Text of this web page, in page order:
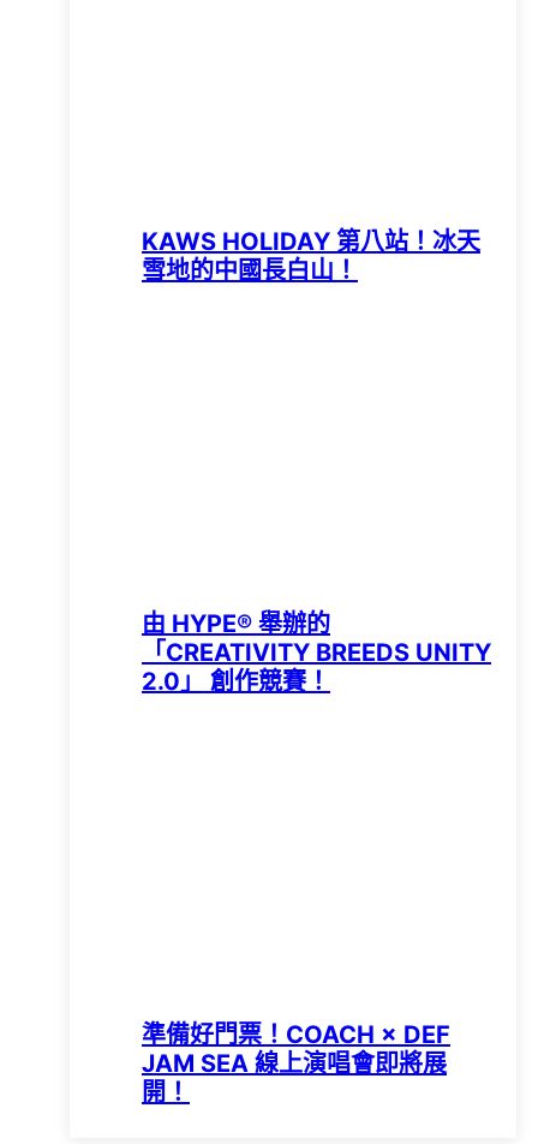
KAWS HOLIDAY 第八站！冰天
雪地的中國長白山！
由 HYPE®️ 舉辦的
「CREATIVITY BREEDS UNITY
2.0」 創作競賽！
準備好門票！COACH × DEF
JAM SEA 線上演唱會即將展
開！